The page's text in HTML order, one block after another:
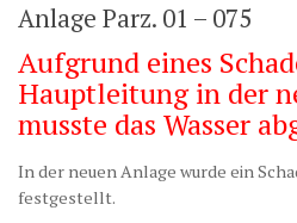
Anlage Parz. 01 – 075
Aufgrund eines
Hauptleitung in der
musste das Wasser
In der neuen Anlage wurde ein
festgestellt.